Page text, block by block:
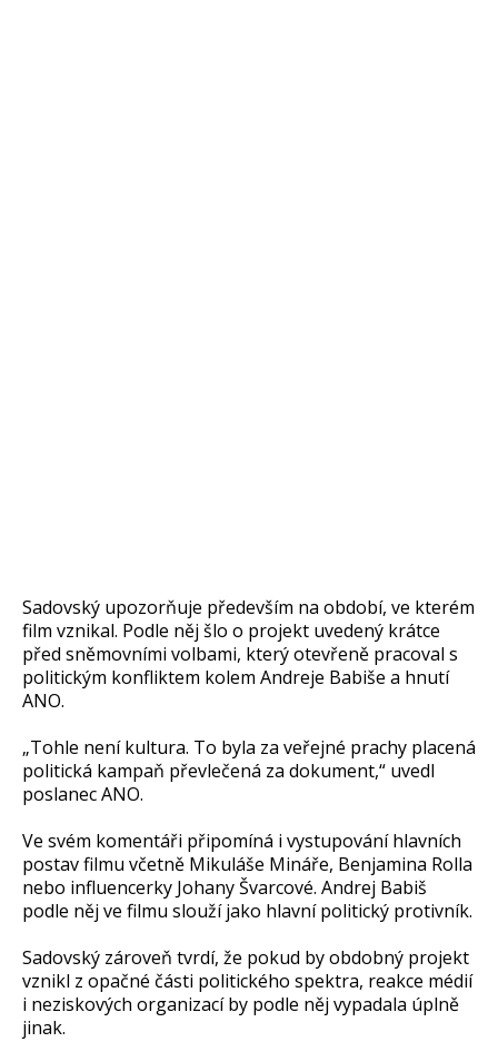
Sadovský upozorňuje především na období, ve kterém
film vznikal. Podle něj šlo o projekt uvedený krátce
před sněmovními volbami, který otevřeně pracoval s
politickým konfliktem kolem Andreje Babiše a hnutí
ANO.
„Tohle není kultura. To byla za veřejné prachy placená
politická kampaň převlečená za dokument,“ uvedl
poslanec ANO.
Ve svém komentáři připomíná i vystupování hlavních
postav filmu včetně Mikuláše Mináře, Benjamina Rolla
nebo influencerky Johany Švarcové. Andrej Babiš
podle něj ve filmu slouží jako hlavní politický protivník.
Sadovský zároveň tvrdí, že pokud by obdobný projekt
vznikl z opačné části politického spektra, reakce médií
i neziskových organizací by podle něj vypadala úplně
jinak.